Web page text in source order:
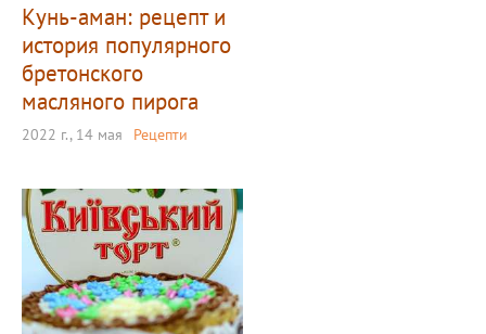
Кунь-аман: рецепт и
история популярного
бретонского
масляного пирога
2022 г., 14 мая Рецепти